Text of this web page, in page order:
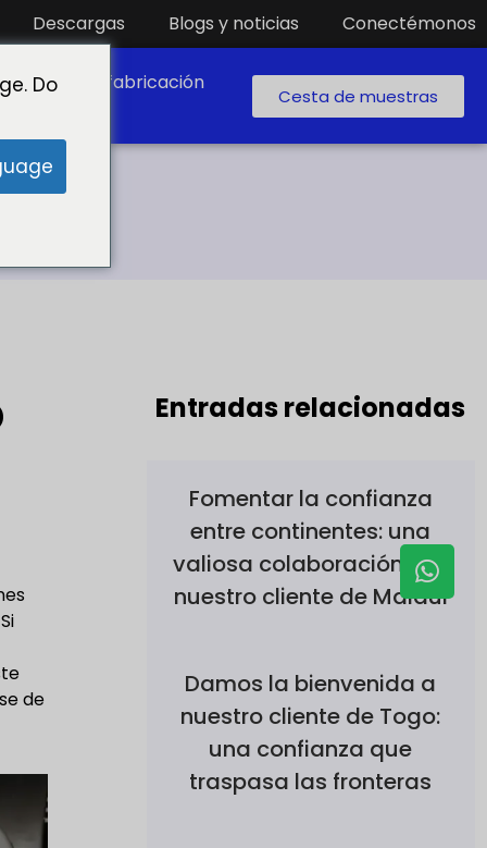
Descargas Blogs y noticias Conectémonos
de fabricación
Cesta de muestras
de
Entradas relacionadas
Fomentar la confianza
entre continentes: una
valiosa colaboración con
nuestro cliente de Malaui
Damos la bienvenida a
nuestro cliente de Togo:
una confianza que
traspasa las fronteras
Do